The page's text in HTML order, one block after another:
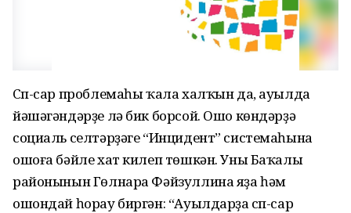
Сүп-сар проблемаһы ҡала халҡын да, ауылда
йәшәгәндәрҙе лә бик борсой. Ошо көндәрҙә
социаль селтәрҙәге “Инцидент” системаһына
ошоға бәйле хат килеп төшкән. Уны Баҡалы
районынын Гөлнара Фәйзуллина яҙа һәм
ошондай һорау биргән: “Ауылдарҙа сүп-сар